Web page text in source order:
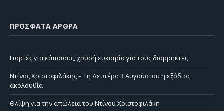
ΠΡΌΣΦΑΤΑ ΆΡΘΡΑ
Γιορτές για κάποιους, χρυσή ευκαιρία για τους διαρρήκτες
Ντίνος Χριστοφιλάκης – Τη Δευτέρα 3 Αυγούστου η εξόδιος
ακολουθία
Θλίψη για την απώλεια του Ντίνου Χριστοφιλάκη